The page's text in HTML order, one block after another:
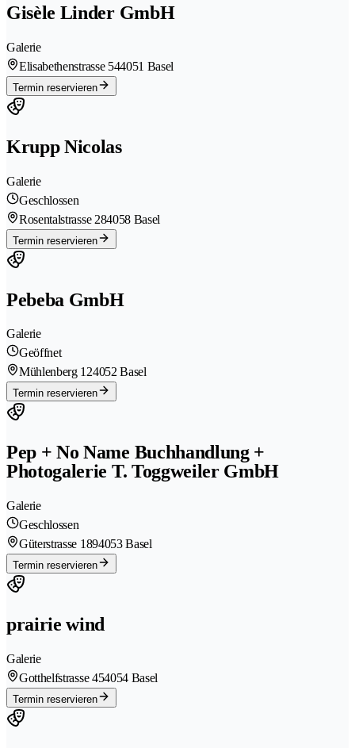
Gisèle Linder GmbH
Galerie
Elisabethenstrasse 544051 Basel
Termin reservieren
Krupp Nicolas
Galerie
Geschlossen
Rosentalstrasse 284058 Basel
Termin reservieren
Pebeba GmbH
Galerie
Geöffnet
Mühlenberg 124052 Basel
Termin reservieren
Pep + No Name Buchhandlung +
Photogalerie T. Toggweiler GmbH
Galerie
Geschlossen
Güterstrasse 1894053 Basel
Termin reservieren
prairie wind
Galerie
Gotthelfstrasse 454054 Basel
Termin reservieren